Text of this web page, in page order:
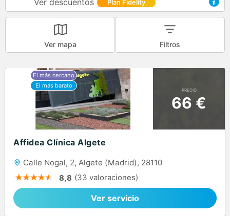
Plan Fidelity
Ver mapa Filtros
PRECIO
66 €
Affidea Clínica Algete
Calle Nogal, 2, Algete (Madrid), 28110
8,8 (33 valoraciones)
Ver servicio